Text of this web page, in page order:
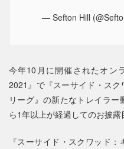
— Sefton Hill
今年10月に開催されたオン
2021』で『スーサイド・スク
リーグ』の新たなトレイラ
ら1年以上が経過してのお披露
『スーサイド・スクワッド